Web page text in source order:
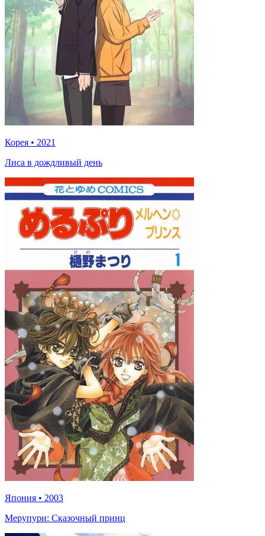
Корея • 2021
Лиса в дождливый день
Япония • 2003
Мерупури: Сказочный принц